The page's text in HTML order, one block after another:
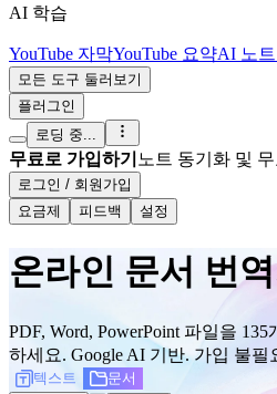
AI 학습
YouTube 자막YouTube 요약AI 노트
모든 도구 둘러보기
플러그인
로딩 중...
무료로 가입하기 노트 동기화 및
로그인 / 회원가입
요금제
피드백 설정
온라인 문서 번
PDF, Word, PowerPoint 파일을
하세요. Google AI 기반. 가입 불필
텍스트
문서